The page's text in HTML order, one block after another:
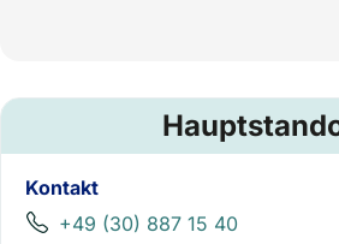
Kontakt
+49 (30) 887 15 40